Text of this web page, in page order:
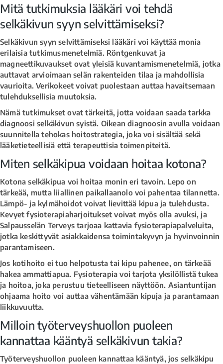
Mitä tutkimuksia lääkäri voi tehdä
selkäkivun syyn selvittämiseksi?
Selkäkivun syyn selvittämiseksi lääkäri voi käyttää monia
erilaisia tutkimusmenetelmiä. Röntgenkuvat ja
magneettikuvaukset ovat yleisiä kuvantamismenetelmiä, jotka
auttavat arvioimaan selän rakenteiden tilaa ja mahdollisia
vaurioita. Verikokeet voivat puolestaan auttaa havaitsemaan
tulehduksellisia muutoksia.
Nämä tutkimukset ovat tärkeitä, jotta voidaan saada tarkka
diagnoosi selkäkivun syistä. Oikean diagnoosin avulla voidaan
suunnitella tehokas hoitostrategia, joka voi sisältää sekä
lääketieteellisiä että terapeuttisia toimenpiteitä.
Miten selkäkipua voidaan hoitaa kotona?
Kotona selkäkipua voi hoitaa monin eri tavoin. Lepo on
tärkeää, mutta liiallinen paikallaanolo voi pahentaa tilannetta.
Lämpö- ja kylmähoidot voivat lievittää kipua ja tulehdusta.
Kevyet fysioterapiaharjoitukset voivat myös olla avuksi, ja
Salpausselän Terveys tarjoaa kattavia fysioterapiapalveluita,
jotka keskittyvät asiakkaidensa toimintakyvyn ja hyvinvoinnin
parantamiseen.
Jos kotihoito ei tuo helpotusta tai kipu pahenee, on tärkeää
hakea ammattiapua. Fysioterapia voi tarjota yksilöllistä tukea
ja hoitoa, joka perustuu tieteelliseen näyttöön. Asiantuntijan
ohjaama hoito voi auttaa vähentämään kipuja ja parantamaan
liikkuvuutta.
Milloin työterveyshuollon puoleen
kannattaa kääntyä selkäkivun takia?
Työterveyshuollon puoleen kannattaa kääntyä, jos selkäkipu